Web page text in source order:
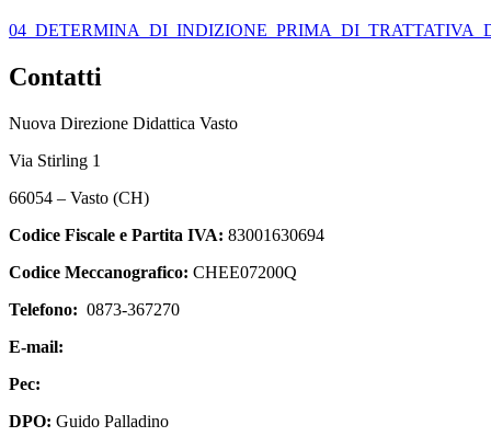
Contatti
Nuova Direzione Didattica Vasto
Via Stirling 1
66054 – Vasto (CH)
Codice Fiscale e Partita IVA: 83001630694
Codice Meccanografico: CHEE07200Q
Telefono: 0873-367270
E-mail:
Pec:
DPO: Guido Palladino